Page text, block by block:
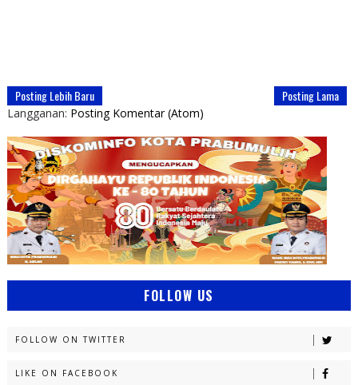
Posting Lebih Baru Posting Lama
Langganan: Posting Komentar (Atom)
FOLLOW US
FOLLOW ON TWITTER
LIKE ON FACEBOOK